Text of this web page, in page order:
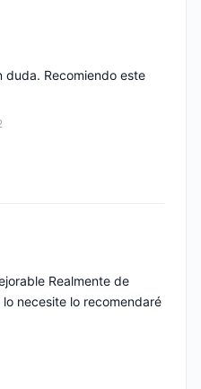
duda. Recomiendo este
Realmente de
necesite lo recomendaré